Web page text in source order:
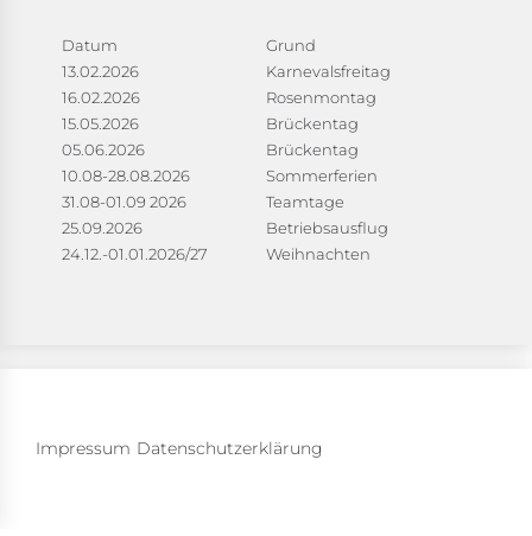
Datum
Grund
13.02.2026
Karnevalsfreitag
16.02.2026
Rosenmontag
15.05.2026
Brückentag
05.06.2026
Brückentag
10.08-28.08.2026
Sommerferien
31.08-01.09 2026
Teamtage
25.09.2026
Betriebsausflug
24.12.-01.01.2026/27
Weihnachten
Impressum Datenschutzerklärung